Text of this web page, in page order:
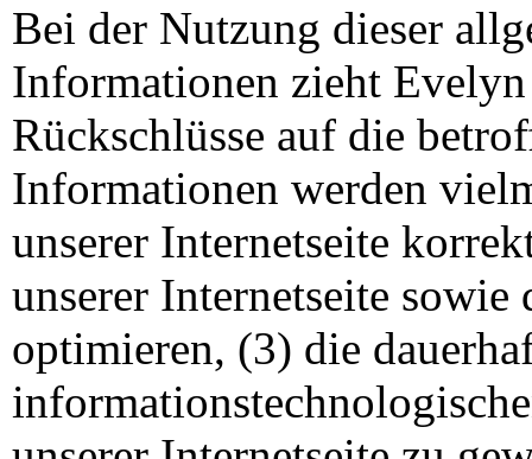
Bei der Nutzung dieser
Informationen zieht
Rückschlüsse auf die
Informationen werden
unserer Internetseite
unserer Internetseite
optimieren, (3) die